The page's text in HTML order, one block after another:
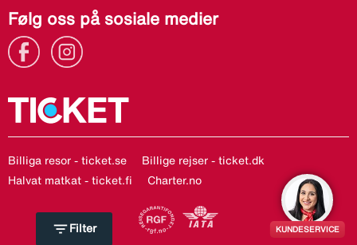
filter_list Filter
Følg oss på sosiale medier
Billiga resor - ticket.se
Billige rejser - ticket.dk
Halvat matkat - ticket.fi
Charter.no
KUNDESERVICE